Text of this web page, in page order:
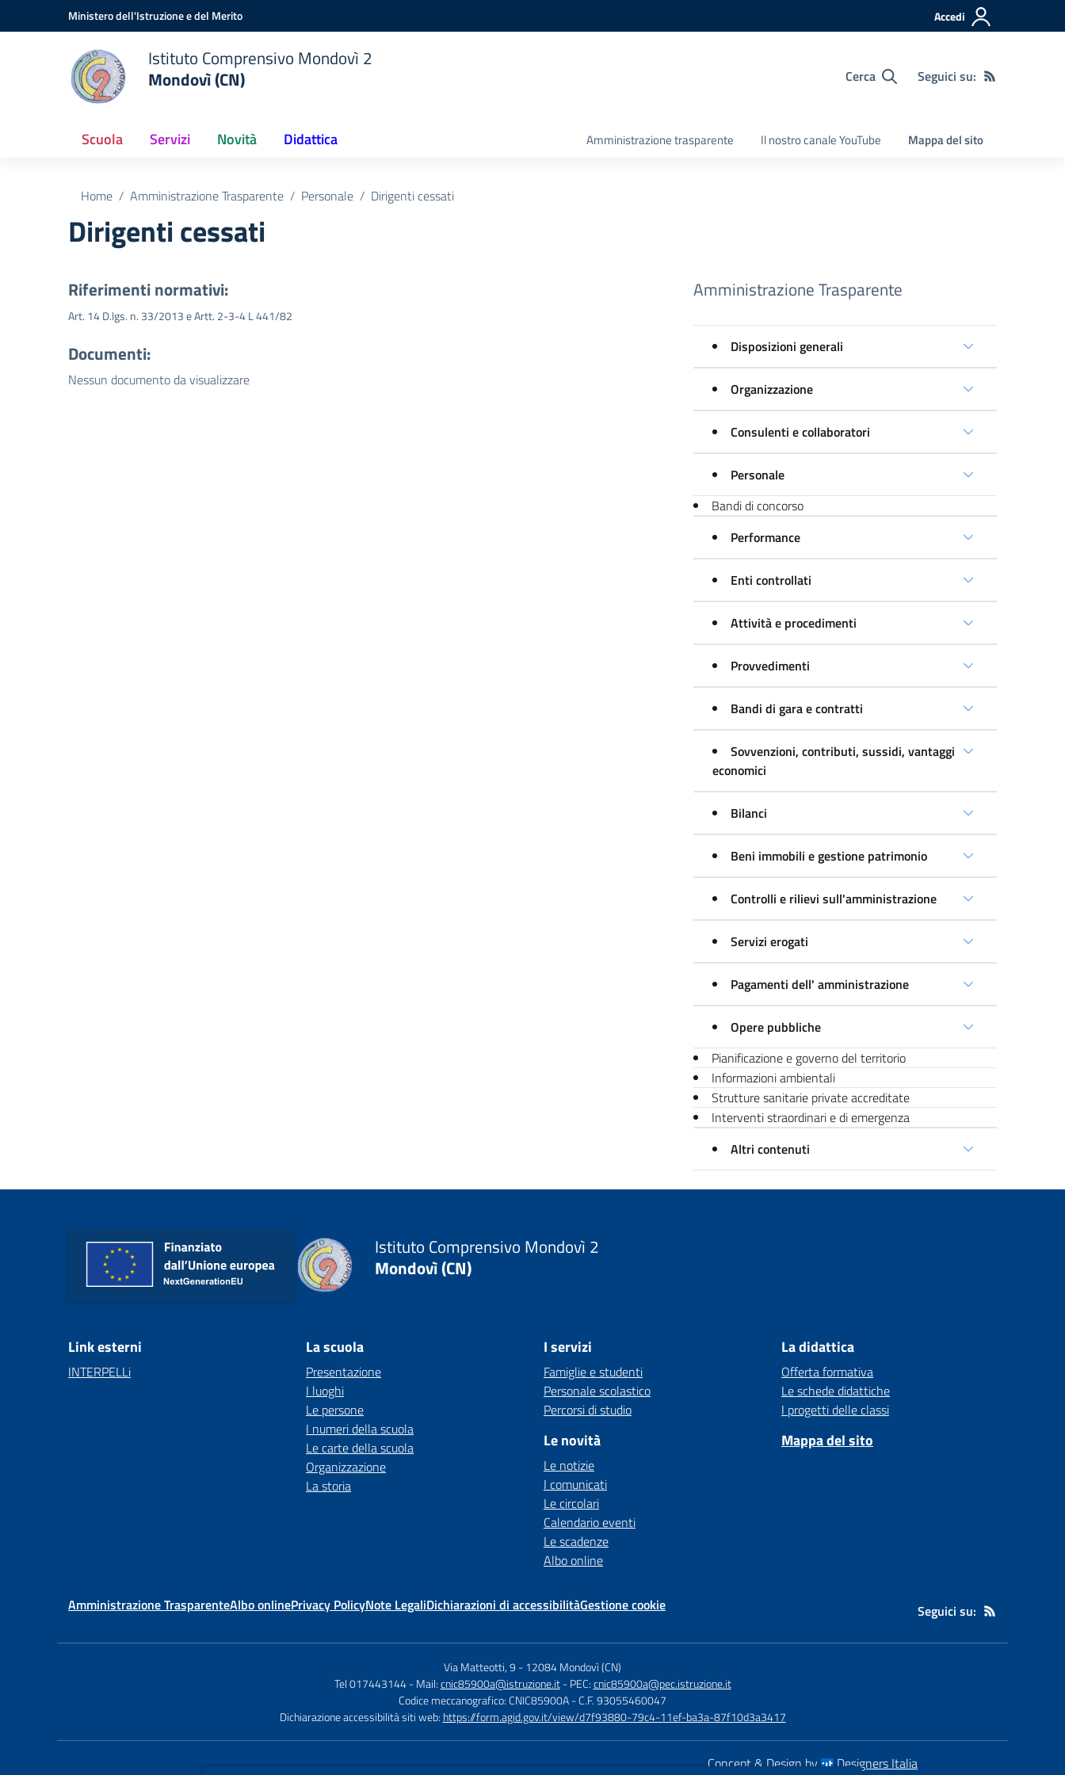
Vai ai contenuti
Vai al menu di navigazioneMinistero dell'Istruzione e del Merito Accedi
Istituto Comprensivo Mondovì 2
Mondovì (CN)
Cerca Seguici su:
Scuola Servizi Novità Didattica Amministrazione trasparente Il nostro canale YouTube Mappa del sito
Home Amministrazione Trasparente Personale Dirigenti cessati
Dirigenti cessati
Riferimenti normativi:
Art. 14 D.lgs. n. 33/2013 e Artt. 2-3-4 L 441/82
Documenti:
Nessun documento da visualizzare
Amministrazione Trasparente
Disposizioni generali
Organizzazione
Consulenti e collaboratori
Personale
Bandi di concorso
Performance
Enti controllati
Attività e procedimenti
Provvedimenti
Bandi di gara e contratti
Sovvenzioni, contributi, sussidi, vantaggi
economici
Bilanci
Beni immobili e gestione patrimonio
Controlli e rilievi sull'amministrazione
Servizi erogati
Pagamenti dell' amministrazione
Opere pubbliche
Pianificazione e governo del territorio
Informazioni ambientali
Strutture sanitarie private accreditate
Interventi straordinari e di emergenza
Altri contenuti
Istituto Comprensivo Mondovì 2
Mondovì (CN)
Link esterni
INTERPELLi
La scuola
Presentazione
I luoghi
Le persone
I numeri della scuola
Le carte della scuola
Organizzazione
La storia
I servizi
Famiglie e studenti
Personale scolastico
Percorsi di studio
Le novità
Le notizie
I comunicati
Le circolari
Calendario eventi
Le scadenze
Albo online
La didattica
Offerta formativa
Le schede didattiche
I progetti delle classi
Mappa del sito
Amministrazione TrasparenteAlbo onlinePrivacy PolicyNote LegaliDichiarazioni di accessibilitàGestione cookie Seguici su:
Via Matteotti, 9 -12084 Mondovì (CN)
Tel 017443144 - Mail:cnic85900a@istruzione.it - PEC:cnic85900a@pec.istruzione.it
Codice meccanografico: CNIC85900A- C.F. 93055460047
Dichiarazione accessibilità siti web: https://form.agid.gov.it/view/d7f93880-79c4-11ef-ba3a-87f10d3a3417
Concept & Design by
Designers Italia